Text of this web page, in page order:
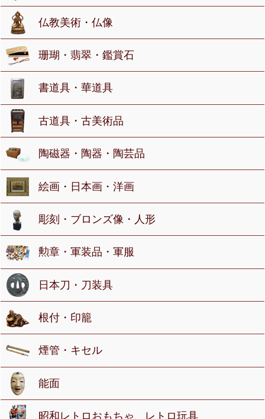
仏教美術・仏像
珊瑚・翡翠・鑑賞石
書道具・華道具
古道具・古美術品
陶磁器・陶器・陶芸品
絵画・日本画・洋画
彫刻・ブロンズ像・人形
勲章・軍装品・軍服
日本刀・刀装具
根付・印籠
煙管・キセル
能面
昭和レトロおもちゃ、レトロ玩具